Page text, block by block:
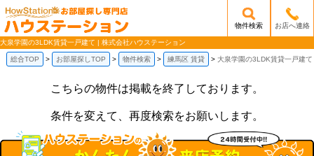
/mobile_img/head-logo.png
物件検索 お店へ連絡
大泉学園の3LDK賃貸一戸建て | 株式会社ハウステーション
総合TOP お部屋探しTOP 物件検索 練馬区 賃貸 大泉学園の3LDK賃貸一戸建て
こちらの物件は掲載を終了しております。
条件を変えて、再度検索をお願いします。